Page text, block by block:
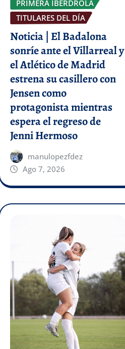
PRIMERA IBERDROLA
TITULARES DEL DÍA
Noticia | El Badalona
sonríe ante el Villarreal y
el Atlético de Madrid
estrena su casillero con
Jensen como
protagonista mientras
espera el regreso de
Jenni Hermoso
manulopezfdez
Ago 7, 2026